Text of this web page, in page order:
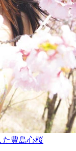
た豊島心桜